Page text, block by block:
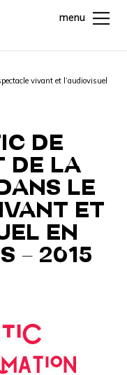
menu
vivant et l’audiovisuel
DE
DE LA
LE
ET
EN
– 2015